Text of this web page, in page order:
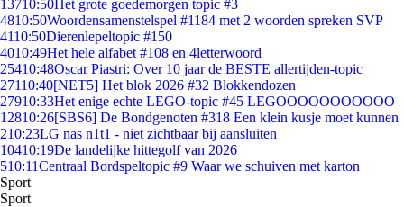
13710:50Het grote goedemorgen topic #3
4810:50Woordensamenstelspel #1184 met 2 woorden spreken SVP
4110:50Dierenlepeltopic #150
4010:49Het hele alfabet #108 en 4letterwoord
25410:48Oscar Piastri: Over 10 jaar de BESTE allertijden-topic
27110:40[NET5] Het blok 2026 #32 Blokkendozen
27910:33Het enige echte LEGO-topic #45 LEGOOOOOOOOOOO
12810:26[SBS6] De Bondgenoten #318 Een klein kusje moet kunnen
210:23LG nas n1t1 - niet zichtbaar bij aansluiten
10410:19De landelijke hittegolf van 2026
510:11Centraal Bordspeltopic #9 Waar we schuiven met karton
Sport
Sport